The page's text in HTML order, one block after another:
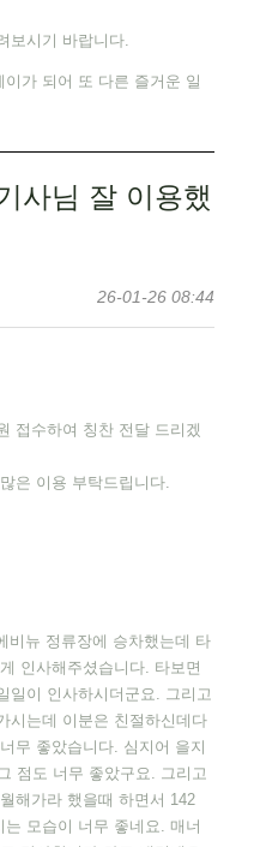
보시기 바랍니다.
가 되어 또 다른 즐거운 일
사님 잘 이용했
26-01-26 08:44
접수하여 칭찬 전달 드리겠
은 이용 부탁드립니다.
비뉴 정류장에 승차했는데 타
인사해주셨습니다. 타보면
일이 인사하시더군요. 그리고
시는데 이분은 친절하신데다
무 좋았습니다. 심지어 을지
점도 너무 좋았구요. 그리고
해가라 했을때 하면서 142
모습이 너무 좋네요. 매너